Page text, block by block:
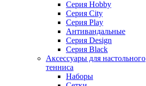
Серия Hobby
Серия City
Серия Play
Антивандальные
Серия Design
Серия Black
Аксессуары для настольного
тенниса
Наборы